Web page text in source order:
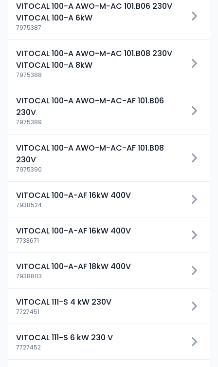
VITOCAL 100-A AWO-M-AC 101.B06 230V
VITOCAL 100-A 6kW
7975387
VITOCAL 100-A AWO-M-AC 101.B08 230V
VITOCAL 100-A 8kW
7975388
VITOCAL 100-A AWO-M-AC-AF 101.B06
230V
7975389
VITOCAL 100-A AWO-M-AC-AF 101.B08
230V
7975390
VITOCAL 100-A-AF 16kW 400V
7938524
VITOCAL 100-A-AF 16kW 400V
7733671
VITOCAL 100-A-AF 18kW 400V
7938803
VITOCAL 111-S 4 kW 230V
7727451
VITOCAL 111-S 6 kW 230 V
7727452